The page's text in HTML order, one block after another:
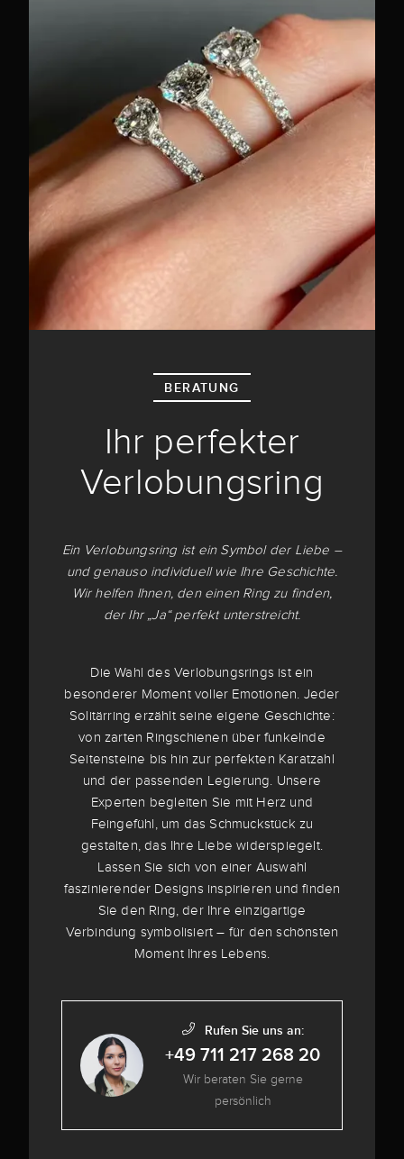
BERATUNG
Ihr perfekter
Verlobungsring
Ein Verlobungsring ist ein Symbol der Liebe –
und genauso individuell wie Ihre Geschichte.
Wir helfen Ihnen, den einen Ring zu finden,
der Ihr „Ja“ perfekt unterstreicht.
Die Wahl des Verlobungsrings ist ein
besonderer Moment voller Emotionen. Jeder
Solitärring erzählt seine eigene Geschichte:
von zarten Ringschienen über funkelnde
Seitensteine bis hin zur perfekten Karatzahl
und der passenden Legierung. Unsere
Experten begleiten Sie mit Herz und
Feingefühl, um das Schmuckstück zu
gestalten, das Ihre Liebe widerspiegelt.
Lassen Sie sich von einer Auswahl
faszinierender Designs inspirieren und finden
Sie den Ring, der Ihre einzigartige
Verbindung symbolisiert – für den schönsten
Moment Ihres Lebens.
Rufen Sie uns an:
+49 711 217 268 20
Wir beraten Sie gerne
persönlich